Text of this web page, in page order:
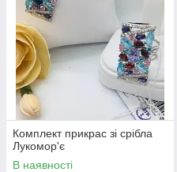
Комплект прикрас зі срібла
Лукомор'є
В наявності